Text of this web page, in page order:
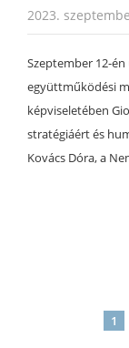
2023.
Szeptember 12-
együttműködési
képviseletében
stratégiáért és
Kovács Dóra, a
1